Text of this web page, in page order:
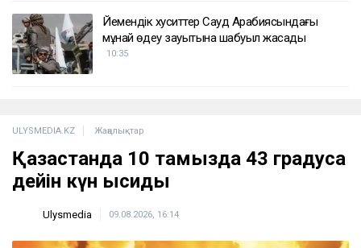
FlyArystan Дубайға рейстерді қыркүйекке
дейін орындамайды
жағдай: жұмысшылар эвакуацияланды
11:12
мұнай өңдеу зауытына шабуыл жасады
10:35